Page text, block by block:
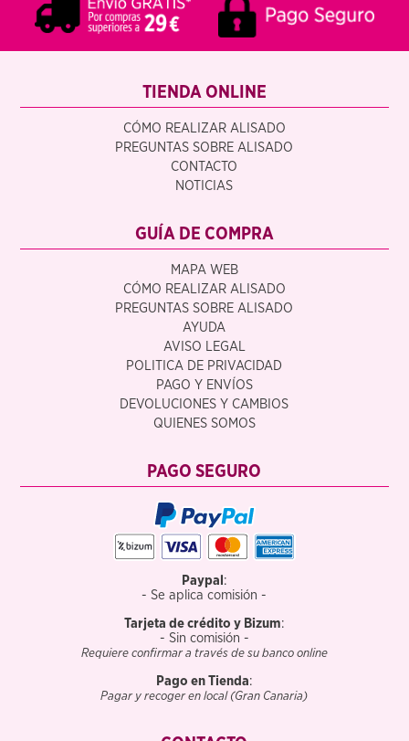
TIENDA ONLINE
CÓMO REALIZAR ALISADO
PREGUNTAS SOBRE ALISADO
CONTACTO
NOTICIAS
GUÍA DE COMPRA
MAPA WEB
CÓMO REALIZAR ALISADO
PREGUNTAS SOBRE ALISADO
AYUDA
AVISO LEGAL
POLITICA DE PRIVACIDAD
PAGO Y ENVÍOS
DEVOLUCIONES Y CAMBIOS
QUIENES SOMOS
PAGO SEGURO
Paypal :
- Se aplica comisión -
Tarjeta de crédito y Bizum:
- Sin comisión -
Requiere confirmar a través de su banco online
Pago en Tienda:
Pagar y recoger en local (Gran Canaria)